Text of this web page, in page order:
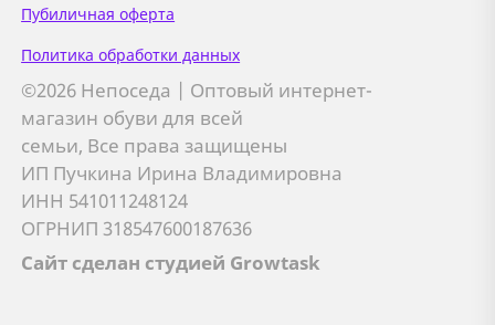
Пубиличная оферта
Политика обработки данных
©2026 Непоседа | Оптовый интернет-
магазин обуви для всей
семьи, Все права защищены
ИП Пучкина Ирина Владимировна
ИНН 541011248124
ОГРНИП 318547600187636
Сайт сделан студией Growtask
Сайт использует файлы Cookie
Мы используем файлы cookie и
сторонние сервисы (Yandex.Metrica и
AppMetrica) для анализа трафика,
персонализации контента и улучшения
сайта.
Подробнее см. вПолитике обработки персональных
данных
Принимаю